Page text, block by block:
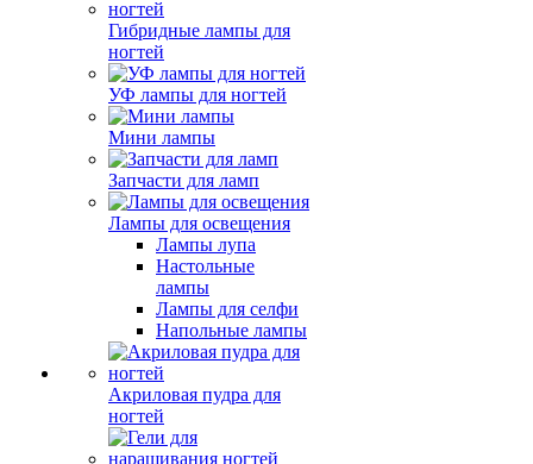
Гибридные лампы для
ногтей
УФ лампы для ногтей
Мини лампы
Запчасти для ламп
Лампы для освещения
Лампы лупа
Настольные
лампы
Лампы для селфи
Напольные лампы
Акриловая пудра для
ногтей